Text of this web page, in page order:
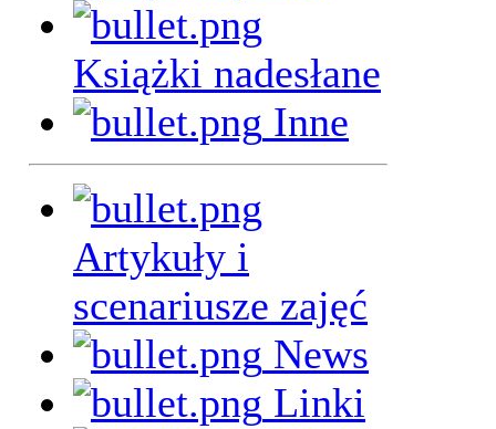
Książki nadesłane
Inne
Artykuły i
scenariusze zajęć
News
Linki